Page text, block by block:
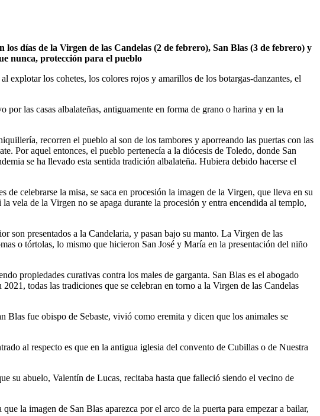
días de la Virgen de las Candelas (2 de febrero), San Blas (3 de febrero) y
nunca, protección para el pueblo
los cohetes, los colores rojos y amarillos de los botargas-danzantes, el
las casas albalateñas, antiguamente en forma de grano o harina y en la
recorren el pueblo al son de los tambores y aporreando las puertas con las
Por aquel entonces, el pueblo pertenecía a la diócesis de Toledo, donde San
se ha llevado esta sentida tradición albalateña. Hubiera debido hacerse el
celebrarse la misa, se saca en procesión la imagen de la Virgen, que lleva en su
vela de la Virgen no se apaga durante la procesión y entra encendida al templo,
son presentados a la Candelaria, y pasan bajo su manto. La Virgen de las
o tórtolas, lo mismo que hicieron San José y María en la presentación del niño
propiedades curativas contra los males de garganta. San Blas es el abogado
todas las tradiciones que se celebran en torno a la Virgen de las Candelas
Blas fue obispo de Sebaste, vivió como eremita y dicen que los animales se
al respecto es que en la antigua iglesia del convento de Cubillas o de Nuestra
su abuelo, Valentín de Lucas, recitaba hasta que falleció siendo el vecino de
la imagen de San Blas aparezca por el arco de la puerta para empezar a bailar,